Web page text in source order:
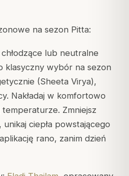
na sezon Pitta:
lub neutralne
klasyczny wybór na sezon
(Sheeta Virya),
Nakładaj w komfortowo
temperaturze. Zmniejsz
ciepła powstającego
rano, zanim dzień